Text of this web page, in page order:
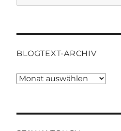
nach:
BLOGTEXT-ARCHIV
Blogtext-